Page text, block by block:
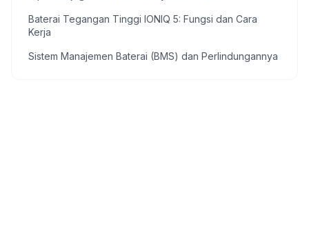
Baterai Tegangan Tinggi IONIQ 5: Fungsi dan Cara
Kerja
Sistem Manajemen Baterai (BMS) dan Perlindungannya